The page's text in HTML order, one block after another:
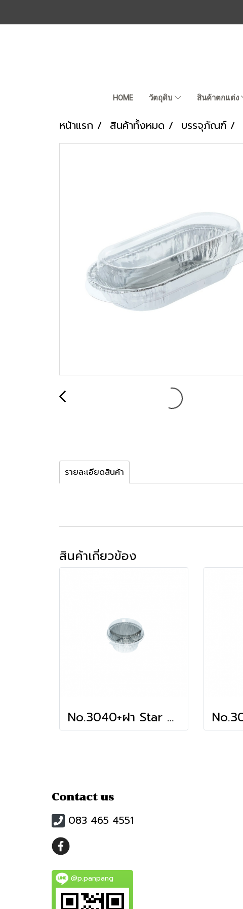
HOME วัตถุดิบ สินค้าตกแต่ง
หน้าแรก สินค้าทั้งหมด บรรจุภัณฑ์
รายละเอียดสินค้า
สินค้าเกี่ยวข้อง
No.3040+ฝา Star Product
Contact us
083 465 4551
@p.panpang